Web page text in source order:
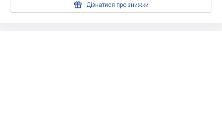
 Дізнатися про знижки